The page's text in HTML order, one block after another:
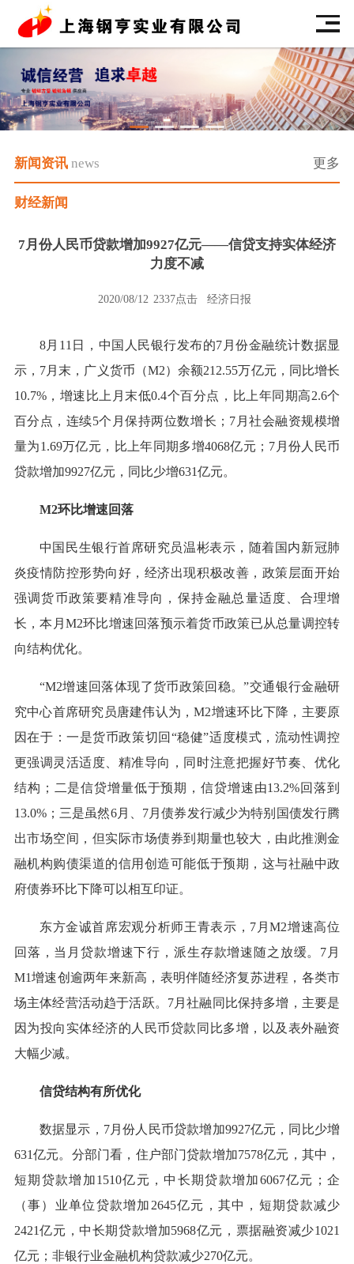
新闻资讯 news 更多
财经新闻
7月份人民币贷款增加9927亿元——信贷支持实体经济
力度不减
2020/08/12 2337点击 经济日报
8月11日，中国人民银行发布的7月份金融统计数据显
示，7月末，广义货币（M2）余额212.55万亿元，同比增长
10.7%，增速比上月末低0.4个百分点，比上年同期高2.6个
百分点，连续5个月保持两位数增长；7月社会融资规模增
量为1.69万亿元，比上年同期多增4068亿元；7月份人民币
贷款增加9927亿元，同比少增631亿元。
M2环比增速回落
中国民生银行首席研究员温彬表示，随着国内新冠肺
炎疫情防控形势向好，经济出现积极改善，政策层面开始
强调货币政策要精准导向，保持金融总量适度、合理增
长，本月M2环比增速回落预示着货币政策已从总量调控转
向结构优化。
“M2增速回落体现了货币政策回稳。”交通银行金融研
究中心首席研究员唐建伟认为，M2增速环比下降，主要原
因在于：一是货币政策切回“稳健”适度模式，流动性调控
更强调灵活适度、精准导向，同时注意把握好节奏、优化
结构；二是信贷增量低于预期，信贷增速由13.2%回落到
13.0%；三是虽然6月、7月债券发行减少为特别国债发行腾
出市场空间，但实际市场债券到期量也较大，由此推测金
融机构购债渠道的信用创造可能低于预期，这与社融中政
府债券环比下降可以相互印证。
东方金诚首席宏观分析师王青表示，7月M2增速高位
回落，当月贷款增速下行，派生存款增速随之放缓。7月
M1增速创逾两年来新高，表明伴随经济复苏进程，各类市
场主体经营活动趋于活跃。7月社融同比保持多增，主要是
因为投向实体经济的人民币贷款同比多增，以及表外融资
大幅少减。
信贷结构有所优化
数据显示，7月份人民币贷款增加9927亿元，同比少增
631亿元。分部门看，住户部门贷款增加7578亿元，其中，
短期贷款增加1510亿元，中长期贷款增加6067亿元；企
（事）业单位贷款增加2645亿元，其中，短期贷款减少
2421亿元，中长期贷款增加5968亿元，票据融资减少1021
亿元；非银行业金融机构贷款减少270亿元。